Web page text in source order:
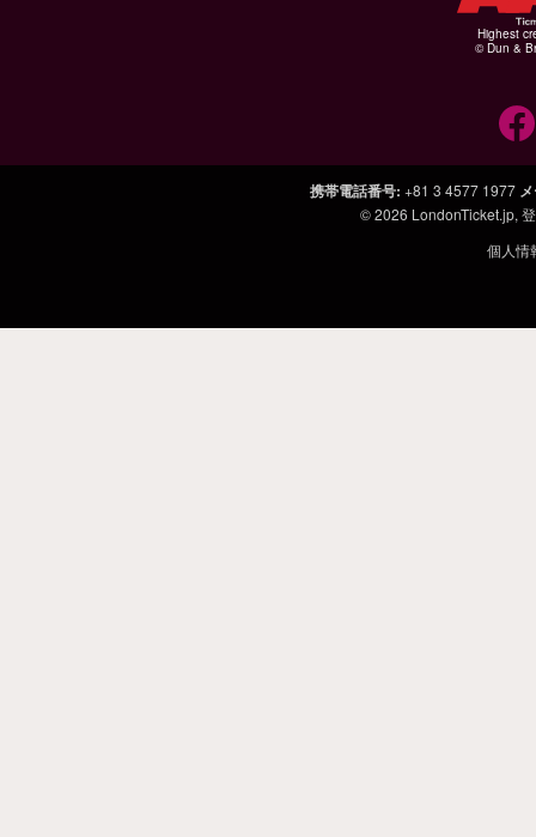
Highest
© Dun &
携帯電話番号: +81 3 4577 1977
© 2026 LondonTicket.jp,
個人情